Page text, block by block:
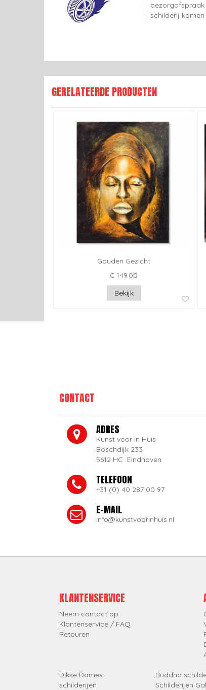
schilderij
GERELATEERDE PRODUCTEN
Gouden Gezicht
€ 149.00
Bekijk
CONTACT
ADRES
Kunst voor in Huis
Boschdijk 233
5612 HC Eindhoven
TELEFOON
+31 (0) 40 287 00 97
E-MAIL
info@kunstvoorinhuis.nl
KLANTENSERVICE
Neem contact op
Klantenservice / FAQ
Retouren
Dikke Dames
schilderijen
Buddha
Schilderijen